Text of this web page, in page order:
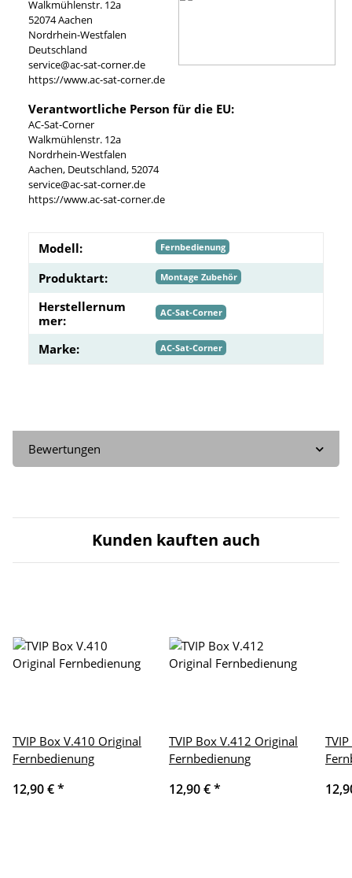
Walkmühlenstr. 12a
52074 Aachen
Nordrhein-Westfalen
Deutschland
service@ac-sat-corner.de
https://www.ac-sat-corner.de
Verantwortliche Person für die EU:
AC-Sat-Corner
Walkmühlenstr. 12a
Nordrhein-Westfalen
Aachen, Deutschland, 52074
service@ac-sat-corner.de
https://www.ac-sat-corner.de
Modell: Fernbedienung
Produktart: Montage Zubehör
Herstellernum
mer:
AC-Sat-Corner
Marke: AC-Sat-Corner
Bewertungen
Kunden kauften auch
TVIP Box V.410 Original
Fernbedienung
12,90 €*
TVIP Box V.412 Original
Fernbedienung
12,90 €*